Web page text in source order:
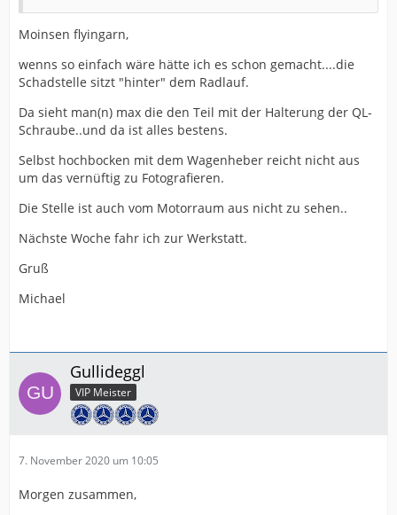
Moinsen flyingarn,
wenns so einfach wäre hätte ich es schon gemacht....die
Schadstelle sitzt "hinter" dem Radlauf.
Da sieht man(n) max die den Teil mit der Halterung der QL-
Schraube..und da ist alles bestens.
Selbst hochbocken mit dem Wagenheber reicht nicht aus
um das vernüftig zu Fotografieren.
Die Stelle ist auch vom Motorraum aus nicht zu sehen..
Nächste Woche fahr ich zur Werkstatt.
Gruß
Michael
Gullideggl
VIP Meister
7. November 2020 um 10:05
Morgen zusammen,